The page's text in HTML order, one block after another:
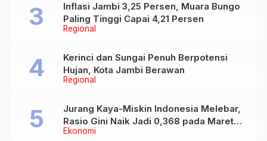
Regional
Inflasi Jambi 3,25 Persen, Muara Bungo
Paling Tinggi Capai 4,21 Persen
Regional
Kerinci dan Sungai Penuh Berpotensi
Hujan, Kota Jambi Berawan
Ekonomi
Jurang Kaya-Miskin Indonesia Melebar,
Rasio Gini Naik Jadi 0,368 pada Maret
2026